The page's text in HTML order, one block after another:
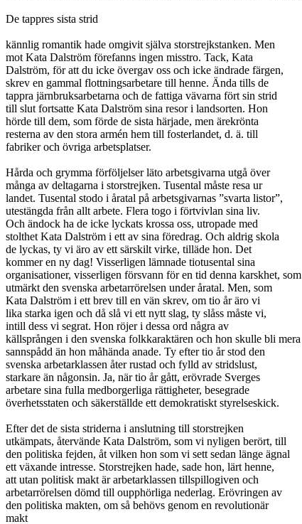
De tappres sista strid
kännlig romantik hade omgivit själva storstrejkstanken. Men
mot Kata Dalström förefanns ingen misstro. Tack, Kata
Dalström, för att du icke övergav oss och icke ändrade färgen,
skrev en gammal flottningsarbetare till henne. Ända tills de
tappra järnbruksarbetarna och de fattiga vävarna fört sin strid
till slut fortsatte Kata Dalström sina resor i landsorten. Hon
hörde till dem, som förde de sista härjade, men ärekrönta
resterna av den stora armén hem till fosterlandet, d. ä. till
fabriker och övriga arbetsplatser.
Hårda och grymma förföljelser läto arbetsgivarna utgå över
många av deltagarna i storstrejken. Tusental måste resa ur
landet. Tusental stodo i åratal på arbetsgivarnas ”svarta listor”,
utestängda från allt arbete. Flera togo i förtvivlan sina liv.
Och ändock ha de icke lyckats krossa oss, utropade med
stolthet Kata Dalström i ett av sina föredrag. Och aldrig skola
de lyckas, ty vi äro av ett särskilt virke, tilläde hon. Det
kommer en ny dag! Visserligen lämnade tiotusental sina
organisationer, visserligen försvann för en tid denna karskhet, som
utmärkt den svenska arbetarrörelsen under åratal. Men, som
Kata Dalström i ett brev till en vän skrev, om tio år äro vi
lika starka igen och då slå vi ett nytt slag, ty slåss måste vi,
intill dess vi segrat. Hon röjer i dessa ord några av
källsprången i den svenska folkkaraktären och hon skulle bli mera
sannspådd än hon måhända anade. Ty efter tio år stod den
svenska arbetarklassen åter rustad och fylld av stridslust,
starkare än någonsin. Ja, när tio år gått, erövrade Sverges
arbetare sina fulla medborgerliga rättigheter, besegrade
överhetsstaten och säkerställde ett demokratiskt styrelseskick.
Efter det de sista striderna i anslutning till storstrejken
utkämpats, återvände Kata Dalström, som vi nyligen berört, till
den politiska fejden, åt vilken hon som vi sett sedan länge ägnal
ett växande intresse. Storstrejken hade, sade hon, lärt henne,
att utan politisk makt är arbetarklassen tillspillogiven och
arbetarrörelsen dömd till oupphörliga nederlag. Erövringen av
den politiska makten, om så behövs genom en revolutionär
makt